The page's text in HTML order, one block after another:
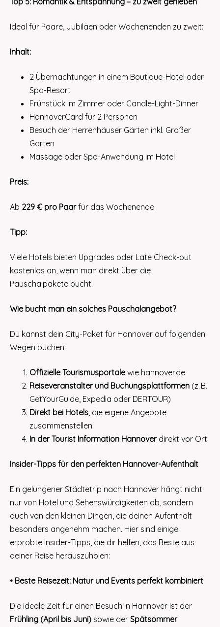
Ideal für Paare, Jubiläen oder Wochenenden zu zweit:
Inhalt:
2 Übernachtungen in einem Boutique-Hotel oder
Spa-Resort
Frühstück im Zimmer oder Candle-Light-Dinner
HannoverCard für 2 Personen
Besuch der Herrenhäuser Gärten inkl. Großer
Garten
Massage oder Spa-Anwendung im Hotel
Preis:
Ab 229 € pro Paarfür das Wochenende
Tipp:
Viele Hotels bieten Upgrades oder Late Check-out
kostenlos an, wenn man direkt über die
Pauschalpakete bucht.
Wie bucht man ein solches Pauschalangebot?
Du kannst dein City-Paket für Hannover auf folgenden
Wegen buchen:
Offizielle Tourismusportalewie hannover.de
Reiseveranstalter und Buchungsplattformen (z. B.
GetYourGuide, Expedia oder DERTOUR)
Direkt bei Hotels, die eigene Angebote
zusammenstellen
In der Tourist Information Hannoverdirekt vor Ort
Insider-Tipps für den perfekten Hannover-Aufenthalt
Ein gelungener Städtetrip nach Hannover hängt nicht
nur von Hotel und Sehenswürdigkeiten ab, sondern
auch von den kleinen Dingen, die deinen Aufenthalt
besonders angenehm machen. Hier sind einige
erprobte Insider-Tipps, die dir helfen, das Beste aus
deiner Reise herauszuholen:
• Beste Reisezeit: Natur und Events perfekt kombiniert
Die ideale Zeit für einen Besuch in Hannover ist der
Frühling (April bis Juni) sowie der Spätsommer